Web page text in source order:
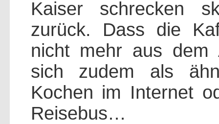
Kaiser schrecken
zurück. Dass die
nicht mehr aus dem
sich zudem als
Kochen im Internet
Reisebus…